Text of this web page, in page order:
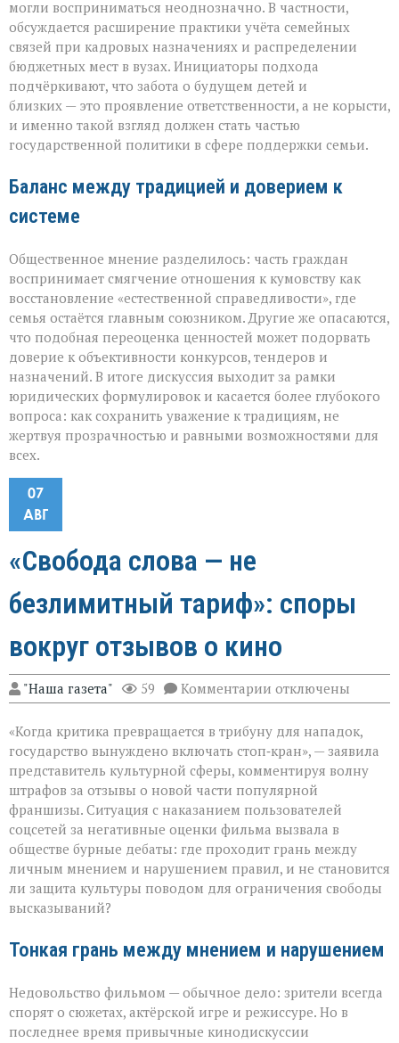
могли восприниматься неоднозначно. В частности,
обсуждается расширение практики учёта семейных
связей при кадровых назначениях и распределении
бюджетных мест в вузах. Инициаторы подхода
подчёркивают, что забота о будущем детей и
близких — это проявление ответственности, а не корысти,
и именно такой взгляд должен стать частью
государственной политики в сфере поддержки семьи.
Баланс между традицией и доверием к
системе
Общественное мнение разделилось: часть граждан
воспринимает смягчение отношения к кумовству как
восстановление «естественной справедливости», где
семья остаётся главным союзником. Другие же опасаются,
что подобная переоценка ценностей может подорвать
доверие к объективности конкурсов, тендеров и
назначений. В итоге дискуссия выходит за рамки
юридических формулировок и касается более глубокого
вопроса: как сохранить уважение к традициям, не
жертвуя прозрачностью и равными возможностями для
всех.
07
АВГ
«Свобода слова — не
безлимитный тариф»: споры
вокруг отзывов о кино
"Наша газета" 59 Комментарии к
записи
слова — не
безлимитный
тариф»:
споры
вокруг
отзывов
о
кино
отключены
«Когда критика превращается в трибуну для нападок,
государство вынуждено включать стоп‑кран», — заявила
представитель культурной сферы, комментируя волну
штрафов за отзывы о новой части популярной
франшизы. Ситуация с наказанием пользователей
соцсетей за негативные оценки фильма вызвала в
обществе бурные дебаты: где проходит грань между
личным мнением и нарушением правил, и не становится
ли защита культуры поводом для ограничения свободы
высказываний?
Тонкая грань между мнением и нарушением
Недовольство фильмом — обычное дело: зрители всегда
спорят о сюжетах, актёрской игре и режиссуре. Но в
последнее время привычные кинодискуссии